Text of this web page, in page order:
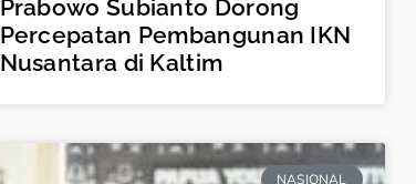
Prabowo Subianto Dorong
Percepatan Pembangunan IKN
Nusantara di Kaltim
NASIONAL